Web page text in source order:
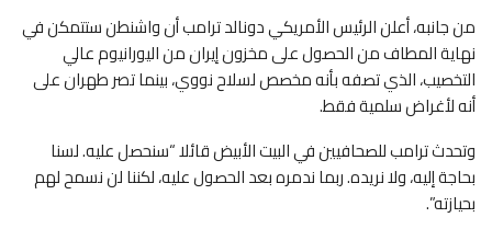
من جانبه، أعلن الرئيس الأمريكي دونالد ترامب أن واشنطن ستتمكن في
نهاية المطاف من الحصول على مخزون إيران من اليورانيوم عالي
التخصيب، الذي تصفه بأنه مخصص لسلاح نووي، بينما تصر طهران على
أنه لأغراض سلمية فقط.
وتحدث ترامب للصحافيين في البيت الأبيض قائلا “سنحصل عليه. لسنا
بحاجة إليه، ولا نريده. ربما ندمره بعد الحصول عليه، لكننا لن نسمح لهم
بحيازته”.